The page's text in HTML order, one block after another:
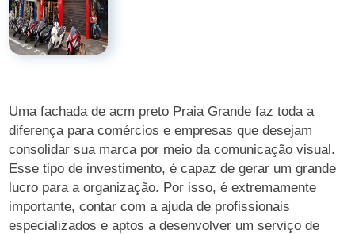
Uma fachada de acm preto Praia Grande faz toda a
diferença para comércios e empresas que desejam
consolidar sua marca por meio da comunicação visual.
Esse tipo de investimento, é capaz de gerar um grande
lucro para a organização. Por isso, é extremamente
importante, contar com a ajuda de profissionais
especializados e aptos a desenvolver um serviço de